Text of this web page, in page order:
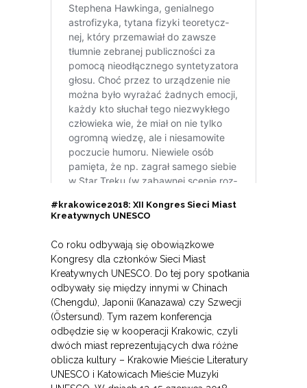
#krakowice2018: XII Kongres Sieci Miast
Kreatywnych UNESCO
Co roku odbywają się obowiązkowe
Kongresy dla członków Sieci Miast
Kreatywnych UNESCO. Do tej pory spotkania
odbywały się między innymi w Chinach
(Chengdu), Japonii (Kanazawa) czy Szwecji
(Östersund). Tym razem konferencja
odbędzie się w kooperacji Krakowic, czyli
dwóch miast reprezentujących dwa różne
oblicza kultury – Krakowie Mieście Literatury
UNESCO i Katowicach Mieście Muzyki